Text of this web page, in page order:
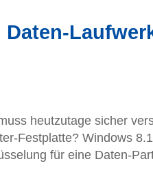
heutzutage sicher
Festplatte? Windows
für eine Daten-